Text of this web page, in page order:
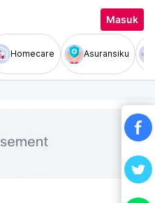
Masuk
Homecare Asuransiku